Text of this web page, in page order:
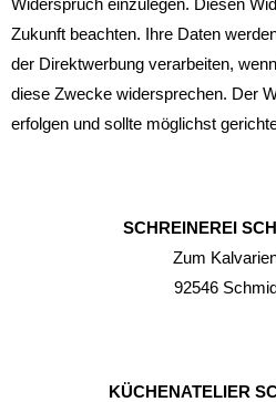
Zukunft beachten. Ihre Daten
der Direktwerbung verarbeiten,
diese Zwecke widersprechen. Der
erfolgen und sollte möglichst
SCHREINEREI
Zum
92546
KÜCHENATELIER